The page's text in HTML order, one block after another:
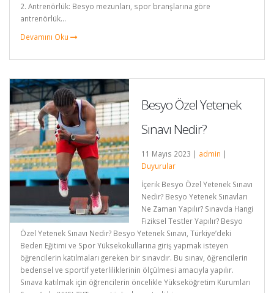
2. Antrenörlük: Besyo mezunları, spor branşlarına göre
antrenörlük...
Devamını Oku
Besyo Özel Yetenek
Sınavı Nedir?
11 Mayıs 2023 | admin |
Duyurular
İçerik Besyo Özel Yetenek Sınavı
Nedir? Besyo Yetenek Sınavları
Ne Zaman Yapılır? Sınavda Hangi
Fiziksel Testler Yapılır? Besyo
Özel Yetenek Sınavı Nedir? Besyo Yetenek Sınavı, Türkiye’deki
Beden Eğitimi ve Spor Yüksekokullarına giriş yapmak isteyen
öğrencilerin katılmaları gereken bir sınavdır. Bu sınav, öğrencilerin
bedensel ve sportif yeterliliklerinin ölçülmesi amacıyla yapılır.
Sınava katılmak için öğrencilerin öncelikle Yükseköğretim Kurumları